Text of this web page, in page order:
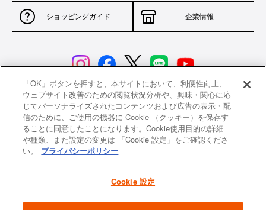
ショッピングガイド 企業情報
サイトポリシー 特定商取引法に基づく表示
並行輸入品について 個人情報保護方針
返品について
よくあるご質問 お問い合わせ
「OK」ボタンを押すと、本サイトにおいて、利便性向上、
ウェブサイト改善のための閲覧状況分析や、興味・関心に応
じてパーソナライズされたコンテンツおよび広告の表示・配
信のために、ご使用の機器に Cookie （クッキー）を保存す
ることに同意したことになります。Cookie使用目的の詳細
や種類、また設定の変更は 「Cookie 設定」をご確認くださ
い。
プライバシーポリシー
Cookie 設定